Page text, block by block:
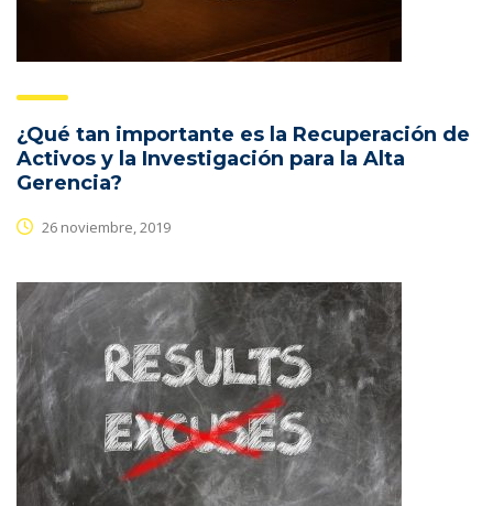
¿Qué tan importante es la Recuperación de
Activos y la Investigación para la Alta
Gerencia?
26 noviembre, 2019